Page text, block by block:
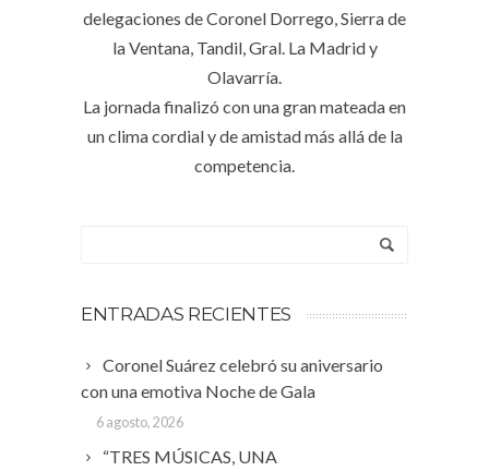
delegaciones de Coronel Dorrego, Sierra de
la Ventana, Tandil, Gral. La Madrid y
Olavarría.
La jornada finalizó con una gran mateada en
un clima cordial y de amistad más allá de la
competencia.
ENTRADAS RECIENTES
Coronel Suárez celebró su aniversario
con una emotiva Noche de Gala
6 agosto, 2026
“TRES MÚSICAS, UNA